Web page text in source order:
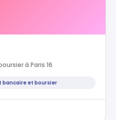
à Paris 16
bancaire et boursier